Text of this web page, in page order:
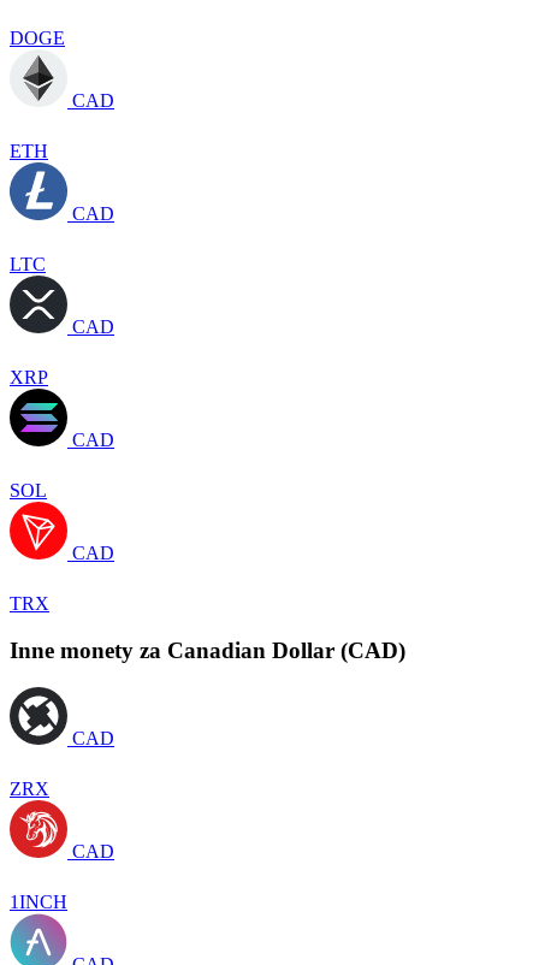
DOGE
CAD
ETH
CAD
LTC
CAD
XRP
CAD
SOL
CAD
TRX
Inne monety za Canadian Dollar (CAD)
CAD
ZRX
CAD
1INCH